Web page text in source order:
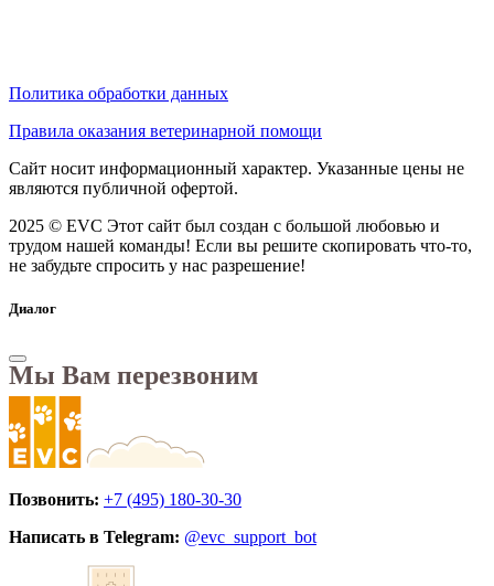
Политика обработки данных
Правила оказания ветеринарной помощи
Сайт носит информационный характер. Указанные цены не
являются публичной офертой.
2025 © EVC Этот сайт был создан с большой любовью и
трудом нашей команды! Если вы решите скопировать что-то,
не забудьте спросить у нас разрешение!
Диалог
Мы Вам перезвоним
Позвонить: +7 (495) 180-30-30
Написать в Telegram: @evc_support_bot